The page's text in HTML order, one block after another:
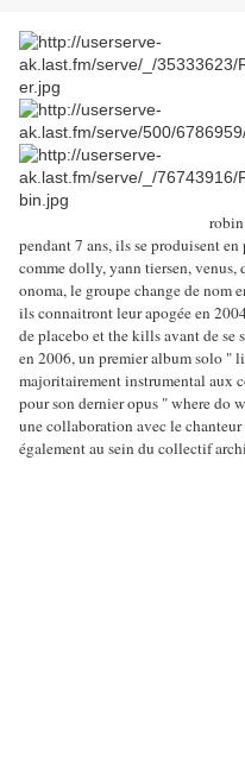
pendant 7 ans, ils se produisent
comme dolly, yann tiersen, venus,
onoma, le groupe change de nom
ils connaitront leur apogée en
de placebo et the kills avant de se
en 2006, un premier album solo "
majoritairement instrumental aux
pour son dernier opus " where do
une collaboration avec le
également au sein du collectif